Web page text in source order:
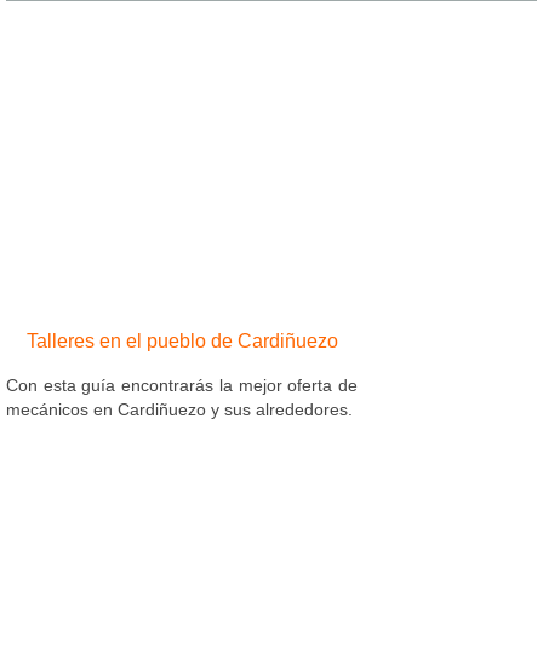
Talleres en el pueblo de Cardiñuezo
Con esta guía encontrarás la mejor oferta de
mecánicos en Cardiñuezo y sus alrededores.